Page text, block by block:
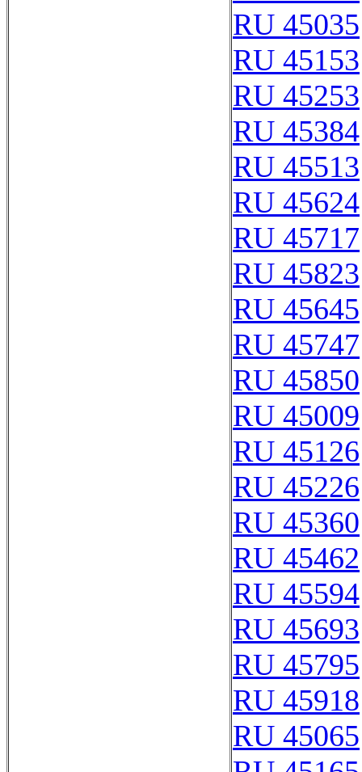
RU 45035
RU 45153
RU 45253
RU 45384
RU 45513
RU 45624
RU 45717
RU 45823
RU 45645
RU 45747
RU 45850
RU 45009
RU 45126
RU 45226
RU 45360
RU 45462
RU 45594
RU 45693
RU 45795
RU 45918
RU 45065